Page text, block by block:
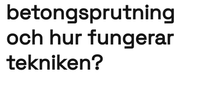
betongsprutning
och hur fungerar
tekniken?